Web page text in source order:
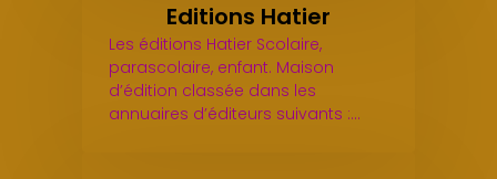
Editions Hatier
Les éditions Hatier Scolaire,
parascolaire, enfant. Maison
d’édition classée dans les
annuaires d’éditeurs suivants :…